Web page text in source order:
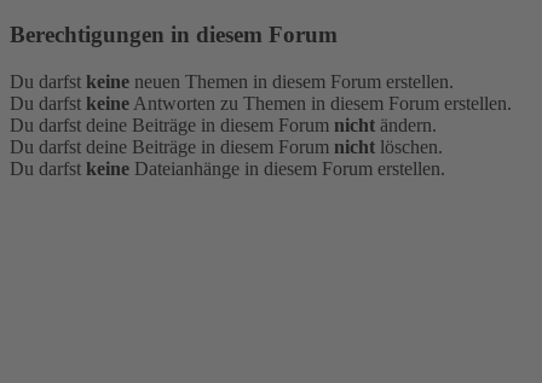
Berechtigungen in diesem Forum
Du darfst keine neuen Themen in diesem Forum erstellen.
Du darfst keine Antworten zu Themen in diesem Forum erstellen.
Du darfst deine Beiträge in diesem Forum nicht ändern.
Du darfst deine Beiträge in diesem Forum nicht löschen.
Du darfst keine Dateianhänge in diesem Forum erstellen.